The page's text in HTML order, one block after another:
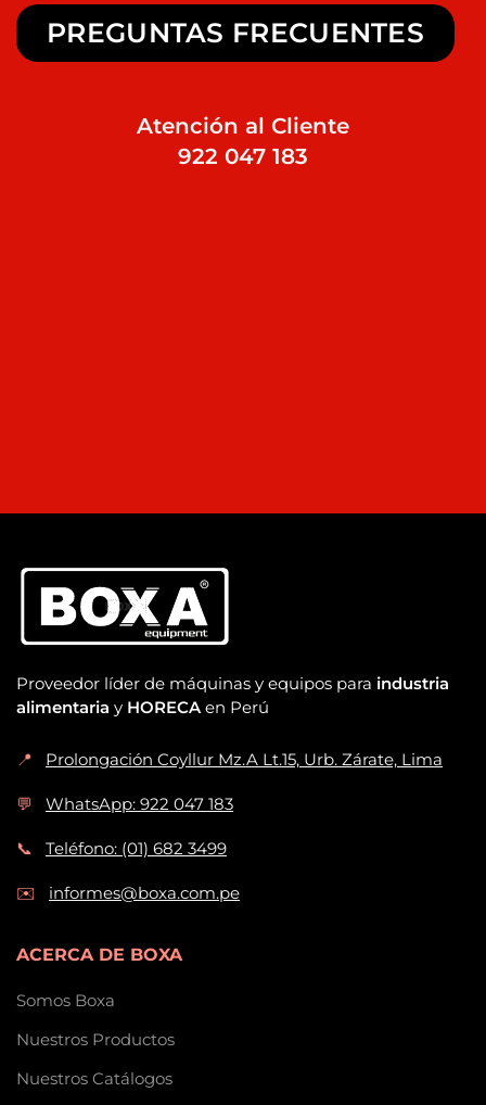
PREGUNTAS FRECUENTES
Atención al Cliente
922 047 183
Proveedor líder de máquinas y equipos para industria
alimentaria y HORECA en Perú
📍 Prolongación Coyllur Mz.A Lt.15, Urb. Zárate, Lima
💬 WhatsApp: 922 047 183
📞 Teléfono: (01) 682 3499
✉️ informes@boxa.com.pe
ACERCA DE BOXA
Somos Boxa
Nuestros Productos
Nuestros Catálogos